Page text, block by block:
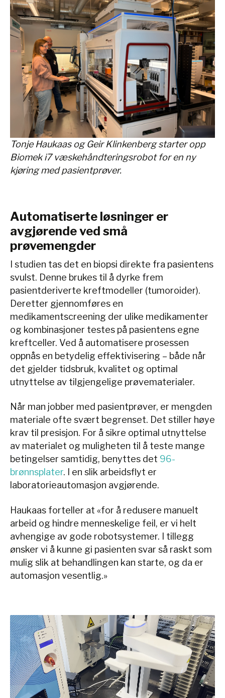
Tonje Haukaas og Geir Klinkenberg starter opp
Biomek i7 væskehåndteringsrobot for en ny
kjøring med pasientprøver.
Automatiserte løsninger er
avgjørende ved små
prøvemengder
I studien tas det en biopsi direkte fra pasientens
svulst. Denne brukes til å dyrke frem
pasientderiverte kreftmodeller (tumoroider).
Deretter gjennomføres en
medikamentscreening der ulike medikamenter
og kombinasjoner testes på pasientens egne
kreftceller. Ved å automatisere prosessen
oppnås en betydelig effektivisering – både når
det gjelder tidsbruk, kvalitet og optimal
utnyttelse av tilgjengelige prøvematerialer.
Når man jobber med pasientprøver, er mengden
materiale ofte svært begrenset. Det stiller høye
krav til presisjon. For å sikre optimal utnyttelse
av materialet og muligheten til å teste mange
betingelser samtidig, benyttes det 96-
brønnsplater. I en slik arbeidsflyt er
laboratorieautomasjon avgjørende.
Haukaas forteller at «for å redusere manuelt
arbeid og hindre menneskelige feil, er vi helt
avhengige av gode robotsystemer. I tillegg
ønsker vi å kunne gi pasienten svar så raskt som
mulig slik at behandlingen kan starte, og da er
automasjon vesentlig.»